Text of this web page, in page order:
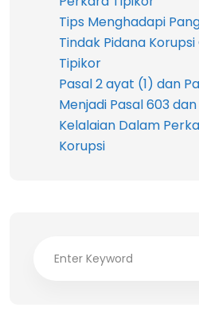
Tips Menghadapi
Tindak Pidana
Tipikor
Pasal 2 ayat (1) dan
Menjadi Pasal 603
Kelalaian Dalam
Korupsi